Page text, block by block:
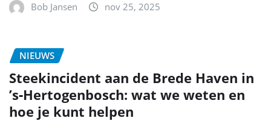
Bob Jansen nov 25, 2025
NIEUWS
Steekincident aan de Brede Haven in
’s‑Hertogenbosch: wat we weten en
hoe je kunt helpen